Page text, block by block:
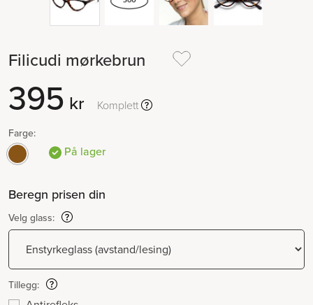
Filicudi mørkebrun
395 kr Komplett
Farge:
På lager
Beregn prisen din
Velg glass:
Tillegg: